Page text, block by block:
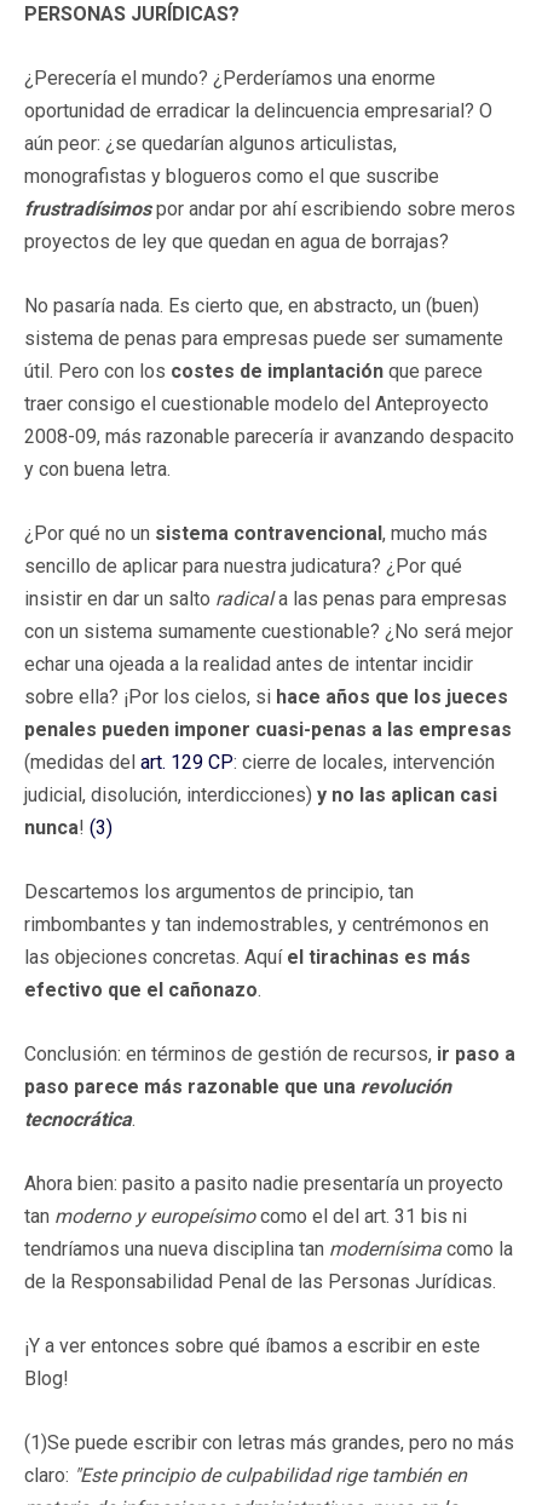
PERSONAS JURÍDICAS?
¿Perecería el mundo? ¿Perderíamos una enorme
oportunidad de erradicar la delincuencia empresarial? O
aún peor: ¿se quedarían algunos articulistas,
monografistas y blogueros como el que suscribe
frustradísimos por andar por ahí escribiendo sobre meros
proyectos de ley que quedan en agua de borrajas?
No pasaría nada. Es cierto que, en abstracto, un (buen)
sistema de penas para empresas puede ser sumamente
útil. Pero con los costes de implantación que parece
traer consigo el cuestionable modelo del Anteproyecto
2008-09, más razonable parecería ir avanzando despacito
y con buena letra.
¿Por qué no un sistema contravencional, mucho más
sencillo de aplicar para nuestra judicatura? ¿Por qué
insistir en dar un salto radicala las penas para empresas
con un sistema sumamente cuestionable? ¿No será mejor
echar una ojeada a la realidad antes de intentar incidir
sobre ella? ¡Por los cielos, si hace años que los jueces
penales pueden imponer cuasi-penas a las empresas
(medidas del art. 129 CP: cierre de locales, intervención
judicial, disolución, interdicciones) y no las aplican casi
nunca! (3)
Descartemos los argumentos de principio, tan
rimbombantes y tan indemostrables, y centrémonos en
las objeciones concretas. Aquí el tirachinas es más
efectivo que el cañonazo.
Conclusión: en términos de gestión de recursos, ir paso a
paso parece más razonable que una revolución
tecnocrática.
Ahora bien: pasito a pasito nadie presentaría un proyecto
tan moderno y europeísimocomo el del art. 31 bis ni
tendríamos una nueva disciplina tan modernísima como la
de la Responsabilidad Penal de las Personas Jurídicas.
¡Y a ver entonces sobre qué íbamos a escribir en este
Blog!
(1)Se puede escribir con letras más grandes, pero no más
claro: "Este principio de culpabilidad rige también en